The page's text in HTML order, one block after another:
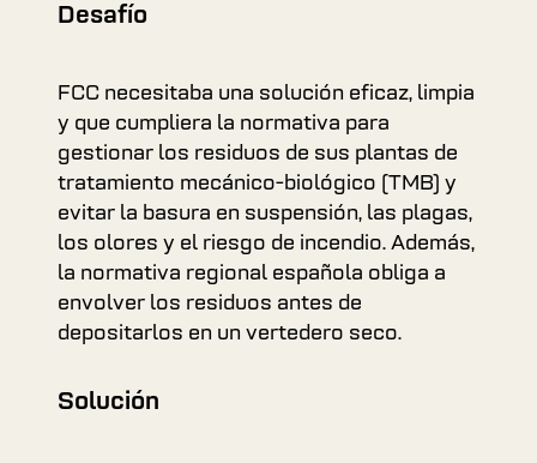
Desafío
FCC necesitaba una solución eficaz, limpia
y que cumpliera la normativa para
gestionar los residuos de sus plantas de
tratamiento mecánico-biológico (TMB) y
evitar la basura en suspensión, las plagas,
los olores y el riesgo de incendio. Además,
la normativa regional española obliga a
envolver los residuos antes de
depositarlos en un vertedero seco.
Solución